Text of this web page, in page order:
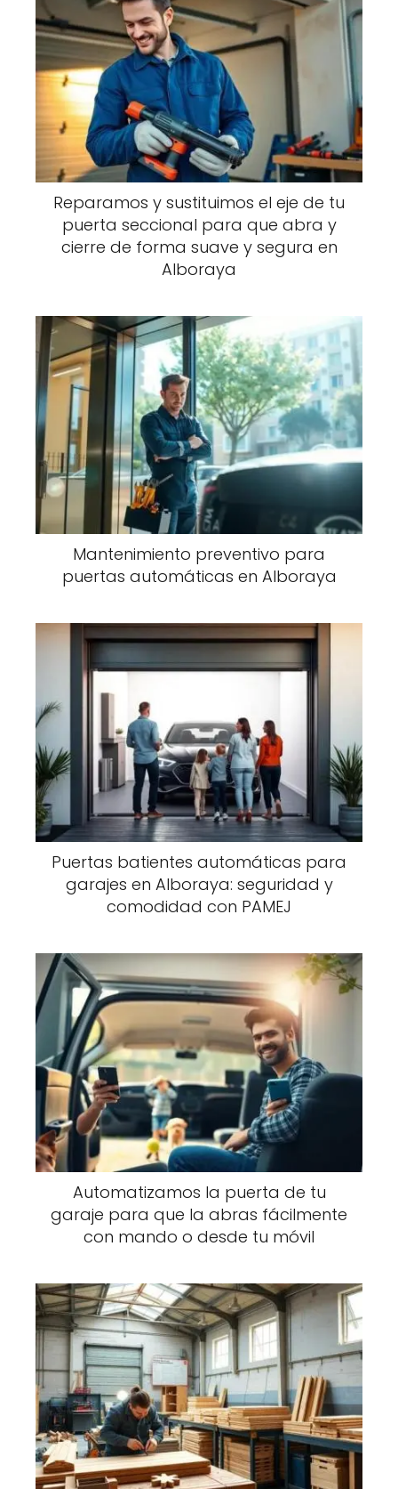
Reparamos y sustituimos el eje de tu
puerta seccional para que abra y
cierre de forma suave y segura en
Alboraya
Mantenimiento preventivo para
puertas automáticas en Alboraya
Puertas batientes automáticas para
garajes en Alboraya: seguridad y
comodidad con PAMEJ
Automatizamos la puerta de tu
garaje para que la abras fácilmente
con mando o desde tu móvil